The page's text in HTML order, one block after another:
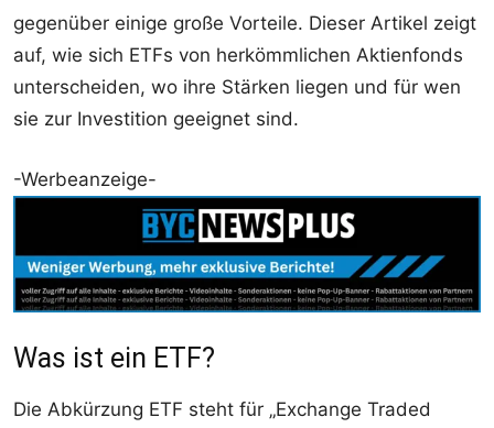
gegenüber einige große Vorteile. Dieser Artikel zeigt
auf, wie sich ETFs von herkömmlichen Aktienfonds
unterscheiden, wo ihre Stärken liegen und für wen
sie zur Investition geeignet sind.
-Werbeanzeige-
Was ist ein ETF?
Die Abkürzung ETF steht für „Exchange Traded